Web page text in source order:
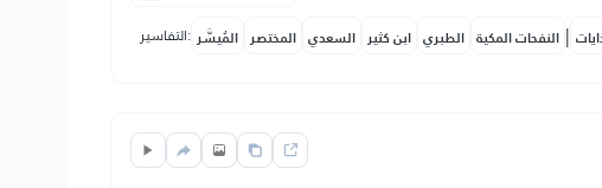
التفاسير: المُيسَّر المختصر السعدي ابن كثير الطبري النفحات المكية |